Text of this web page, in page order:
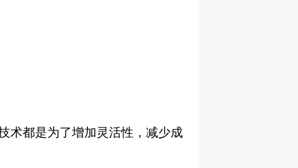
术都是为了增加灵活性，减少成